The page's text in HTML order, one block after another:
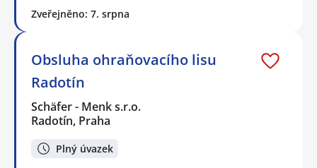
Zveřejněno: 7. srpna
Obsluha ohraňovacího lisu
Radotín
Schäfer - Menk s.r.o.
Radotín, Praha
Plný úvazek